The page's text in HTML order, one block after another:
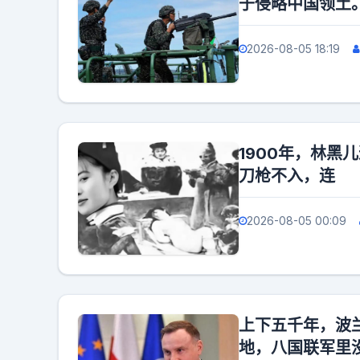
于侵略中国领土
2026-08-05 18:19
1900年，林黑
刀枪不入，连
2026-08-05 00:09
上下五千年，波
地，八国联军里